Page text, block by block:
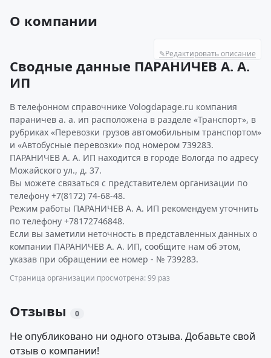
О компании
✎Редактировать описание
Сводные данные ПАРАНИЧЕВ А. А.
ИП
В телефонном справочнике Vologdapage.ru компания
параничев а. а. ип расположена в разделе «Транспорт», в
рубриках «Перевозки грузов автомобильным транспортом»
и «Автобусные перевозки» под номером 739283.
ПАРАНИЧЕВ А. А. ИП находится в городе Вологда по адресу
Можайского ул., д. 37.
Вы можете связаться с представителем организации по
телефону +7(8172) 74-68-48.
Режим работы ПАРАНИЧЕВ А. А. ИП рекомендуем уточнить
по телефону +78172746848.
Если вы заметили неточность в представленных данных о
компании ПАРАНИЧЕВ А. А. ИП, сообщите нам об этом,
указав при обращении ее номер - № 739283.
Страница организации просмотрена: 99 раз
Отзывы 0
Не опубликовано ни одного отзыва. Добавьте свой
отзыв о компании!